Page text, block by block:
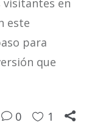
en
este
para
que
0 1